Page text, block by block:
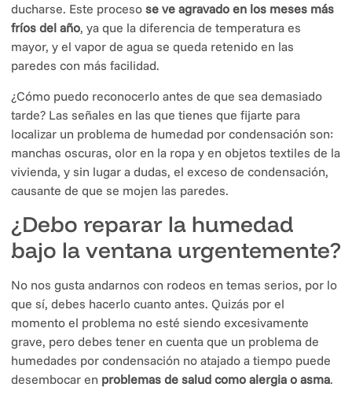
ducharse. Este proceso se ve agravado en los meses más
fríos del año, ya que la diferencia de temperatura es
mayor, y el vapor de agua se queda retenido en las
paredes con más facilidad.
¿Cómo puedo reconocerlo antes de que sea demasiado
tarde? Las señales en las que tienes que fijarte para
localizar un problema de humedad por condensación son:
manchas oscuras, olor en la ropa y en objetos textiles de la
vivienda, y sin lugar a dudas, el exceso de condensación,
causante de que se mojen las paredes.
¿Debo reparar la humedad
bajo la ventana urgentemente?
No nos gusta andarnos con rodeos en temas serios, por lo
que sí, debes hacerlo cuanto antes. Quizás por el
momento el problema no esté siendo excesivamente
grave, pero debes tener en cuenta que un problema de
humedades por condensación no atajado a tiempo puede
desembocar en problemas de salud como alergia o asma.